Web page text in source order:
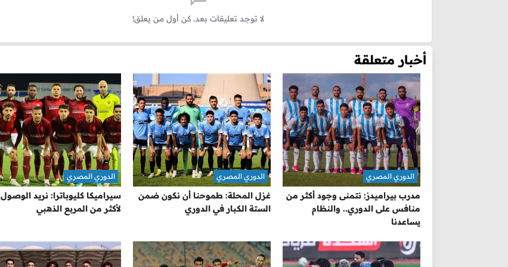
لا توجد تعليقات بعد. كن أول من يعلق!
أخبار متعلقة
مدرب بيراميدز: نتمنى وجود أكثر من
منافس على الدوري.. والنظام
يساعدنا
الدوري المصري
غزل المحلة: طموحنا أن نكون ضمن
الستة الكبار في الدوري
الدوري المصري
سيراميكا كليوباترا: نريد الوصول
لأكثر من المربع الذهبي
الدوري المصري